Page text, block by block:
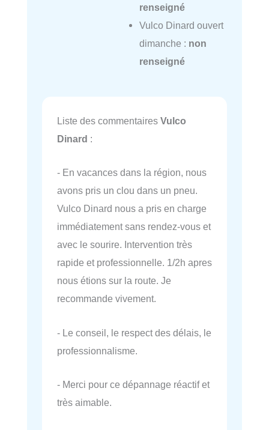
renseigné
Vulco Dinard ouvert
dimanche : non
renseigné
Liste des commentaires Vulco
Dinard :
- En vacances dans la région, nous
avons pris un clou dans un pneu.
Vulco Dinard nous a pris en charge
immédiatement sans rendez-vous et
avec le sourire. Intervention très
rapide et professionnelle. 1/2h apres
nous étions sur la route. Je
recommande vivement.
- Le conseil, le respect des délais, le
professionnalisme.
- Merci pour ce dépannage réactif et
très aimable.